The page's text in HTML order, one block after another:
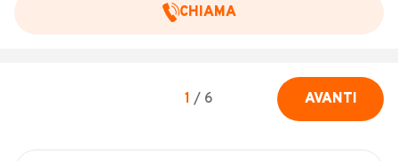
CHIAMA
1 / 6 AVANTI